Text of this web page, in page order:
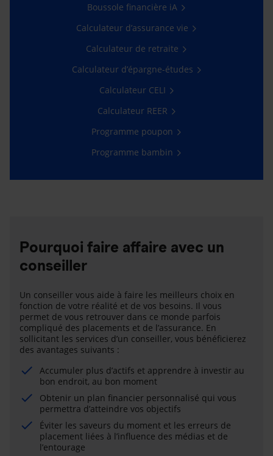
Boussole financière iA
Calculateur d’assurance vie
Calculateur de retraite
Calculateur d’épargne-études
Calculateur CELI
Calculateur REER
Programme poupon
Programme bambin
Pourquoi faire affaire avec un
conseiller
Un conseiller vous aide à faire les meilleurs choix en
fonction de votre réalité et de vos besoins. Il vous
permet de vous retrouver dans ce monde parfois
compliqué des placements et de l’assurance. En
sollicitant les services d’un conseiller, vous bénéficierez
des avantages suivants :
Accumuler plus d’actifs et apprendre à investir au
bon endroit, au bon moment
Obtenir un plan financier personnalisé qui vous
permettra d’atteindre vos objectifs
Éviter les saveurs du moment et les erreurs de
placement liées à l’influence des médias et de
l’entourage